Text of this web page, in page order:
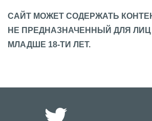
САЙТ МОЖЕТ СОДЕРЖАТЬ
НЕ ПРЕДНАЗНАЧЕННЫЙ ДЛЯ ЛИЦ
МЛАДШЕ 18-ТИ ЛЕТ.